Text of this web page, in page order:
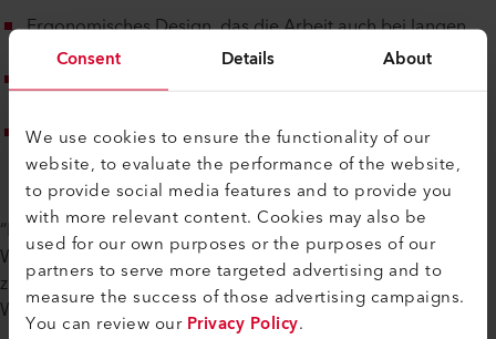
Consent Details About
We use cookies to ensure the functionality of our
website, to evaluate the performance of the website,
to provide social media features and to provide you
with more relevant content. Cookies may also be
used for our own purposes or the purposes of our
partners to serve more targeted advertising and to
measure the success of those advertising campaigns.
You can review ourPrivacy Policy.
Ergonomisches Design, das die Arbeit auch bei langen
Schweisszyklen spürbar erleichtert.
Hohe Schweissleistung, die sowohl feine Details als auch
robuste Strukturen meistert.
“Mit dem WELDPLAST S2 PVC können wir uns auf das
Wesentliche konzentrieren: perfekte Qualität. Das Gerät ist
zuverlässig und einfach zu bedienen – es gibt keine bessere
Wahl für uns,“ erklärt Tecnoplast.